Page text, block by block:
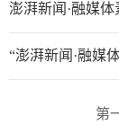
澎湃新闻·融媒
“澎湃新闻·融媒
第